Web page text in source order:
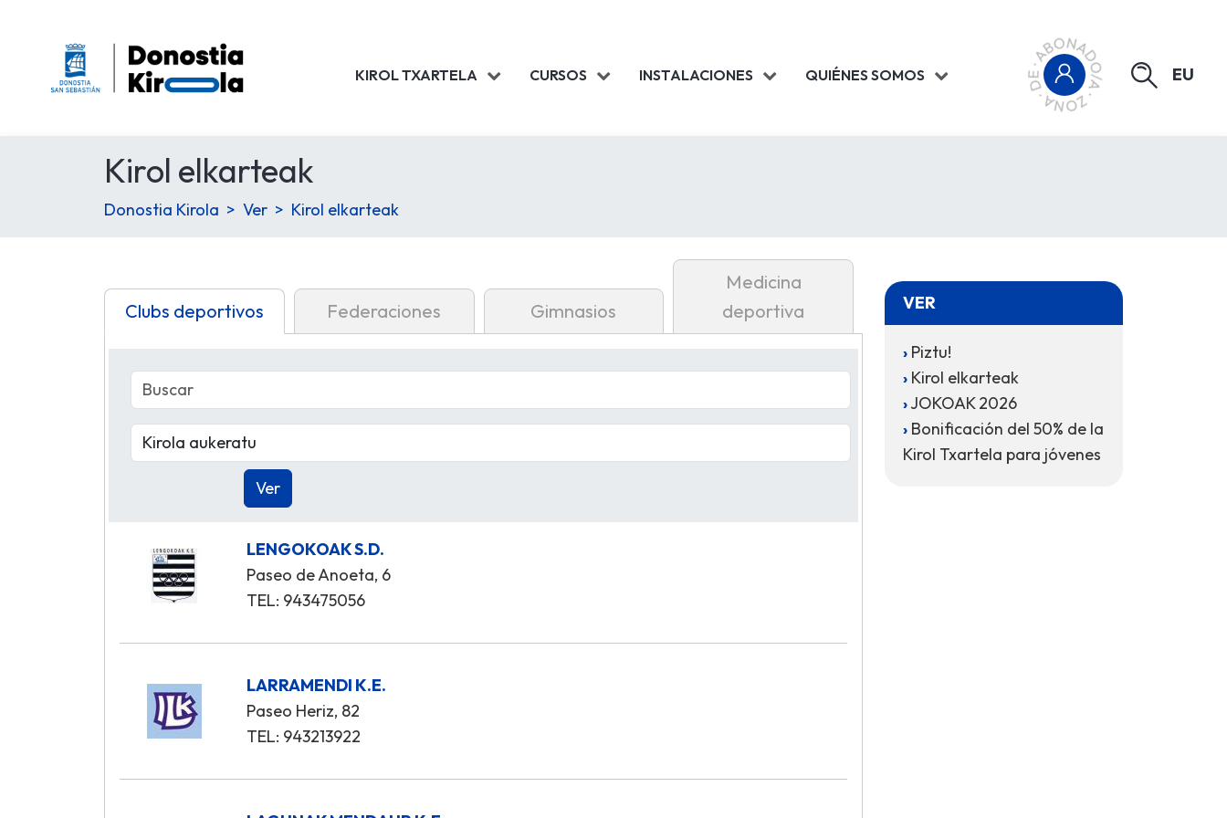
KIROL TXARTELA CURSOS INSTALACIONES QUIÉNES SOMOS EU
Kirol elkarteak
Donostia Kirola Ver Kirol elkarteak
Clubs deportivos Federaciones Gimnasios
Medicina
deportiva
LENGOKOAK S.D.
Paseo de Anoeta, 6
TEL: 943475056
LARRAMENDI K.E.
Paseo Heriz, 82
TEL: 943213922
VER
Piztu!
Kirol elkarteak
JOKOAK 2026
Bonificación del 50% de la
Kirol Txartela para jóvenes